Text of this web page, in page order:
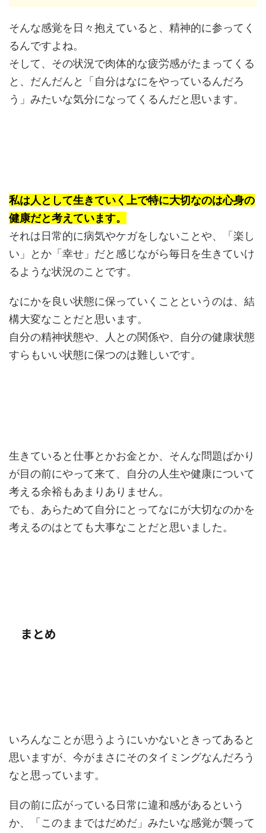
そんな感覚を日々抱えていると、精神的に参ってく
るんですよね。
そして、その状況で肉体的な疲労感がたまってくる
と、だんだんと「自分はなにをやっているんだろ
う」みたいな気分になってくるんだと思います。
私は人として生きていく上で特に大切なのは心身の
健康だと考えています。
それは日常的に病気やケガをしないことや、「楽し
い」とか「幸せ」だと感じながら毎日を生きていけ
るような状況のことです。
なにかを良い状態に保っていくことというのは、結
構大変なことだと思います。
自分の精神状態や、人との関係や、自分の健康状態
すらもいい状態に保つのは難しいです。
生きていると仕事とかお金とか、そんな問題ばかり
が目の前にやって来て、自分の人生や健康について
考える余裕もあまりありません。
でも、あらためて自分にとってなにが大切なのかを
考えるのはとても大事なことだと思いました。
まとめ
いろんなことが思うようにいかないときってあると
思いますが、今がまさにそのタイミングなんだろう
なと思っています。
目の前に広がっている日常に違和感があるという
か、「このままではだめだ」みたいな感覚が襲って